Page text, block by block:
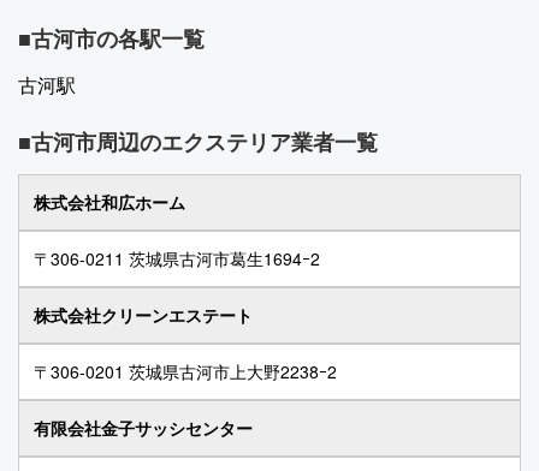
古河市の各駅一覧
古河駅
古河市周辺のエクステリア業者一覧
株式会社和広ホーム
〒306-0211 茨城県古河市葛生1694ｰ2
株式会社クリーンエステート
〒306-0201 茨城県古河市上大野2238ｰ2
有限会社金子サッシセンター